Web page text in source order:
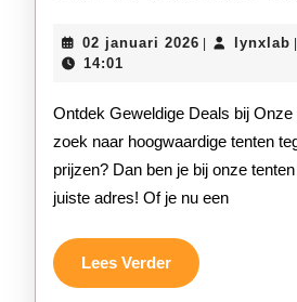
02 januari 2026 02
lynxlab
14:01
Ontdek Geweldige Deals bij Onze Tenten Outlet Op
zoek naar hoogwaardige tenten
prijzen? Dan ben je bij onze
juiste adres! Of je nu een
Lees VerderLees
Verder